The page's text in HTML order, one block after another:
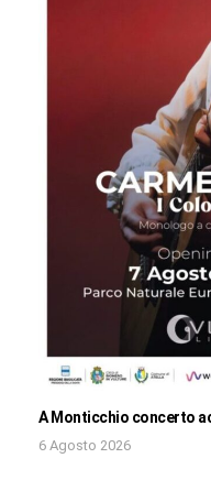
A Monticchio concerto
6 Agosto 2026